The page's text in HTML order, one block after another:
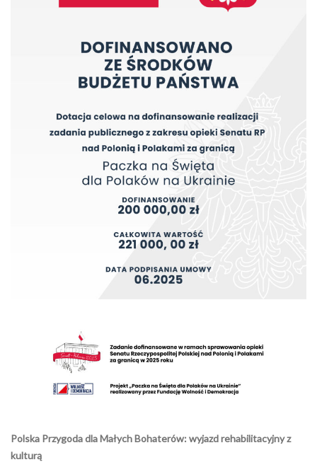
Polska Przygoda dla Małych Bohaterów: wyjazd rehabilitacyjny z
kulturą